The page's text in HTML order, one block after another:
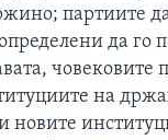
партиите да
да го
човековите
на
новите